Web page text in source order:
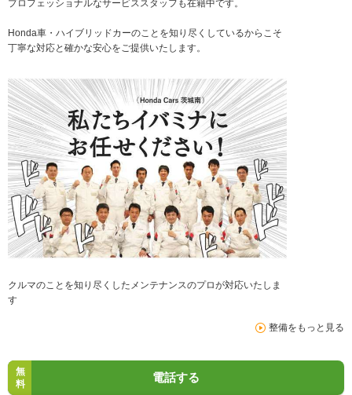
プロフェッショナルなサービススタッフも在籍中です。
Honda車・ハイブリッドカーのことを知り尽くしているからこそ
丁寧な対応と確かな安心をご提供いたします。
クルマのことを知り尽くしたメンテナンスのプロが対応いたしま
す
整備をもっと見る
無
料
電話する